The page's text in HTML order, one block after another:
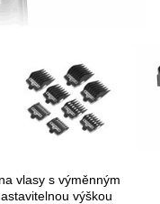
vlasy s výměnným
výškou